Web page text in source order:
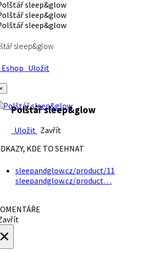
sleep&glow
Uložit
Polštář sleep&glow
Uložit Zavřít
KDE TO SEHNAT
sleepandglow.cz/product/11
sleepandglow.cz/product…